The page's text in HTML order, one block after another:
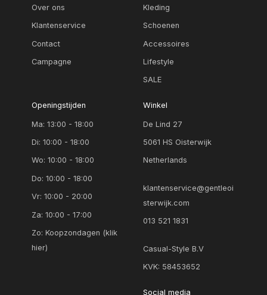
Over ons
Klantenservice
Contact
Campagne
Kleding
Schoenen
Accessoires
Lifestyle
SALE
Openingstijden
Ma: 13:00 - 18:00
Di: 10:00 - 18:00
Wo: 10:00 - 18:00
Do: 10:00 - 18:00
Vr: 10:00 - 20:00
Za: 10:00 - 17:00
Zo:Koopzondagen (klik
hier)
Winkel
De Lind 27
5061 HS Oisterwijk
Netherlands
klantenservice@gentleoi
sterwijk.com
013 521 1831
Casual-Style B.V
KVK: 58453652
Social media